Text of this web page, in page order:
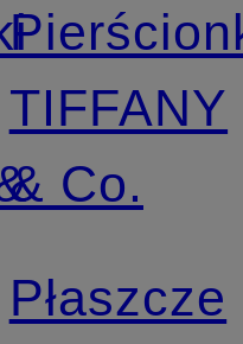
TIFFANY
& Co.
Płaszcze